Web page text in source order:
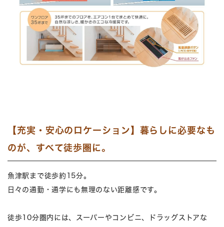
【充実・安心のロケーション】暮らしに必要なも
のが、すべて徒歩圏に。
魚津駅まで徒歩約15分。
日々の通勤・通学にも無理のない距離感です。
徒歩10分圏内には、スーパーやコンビニ、ドラッグストアな